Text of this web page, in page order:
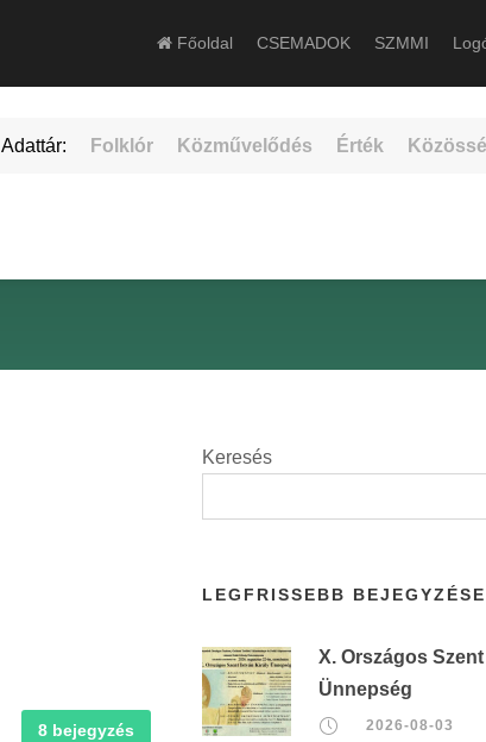
Főoldal CSEMADOK SZMMI
Adattár: Folklór Közművelődés Érték
8 bejegyzés
Keresés
LEGFRISSEBB
X. Országos
Ünnepség
2026-08-03